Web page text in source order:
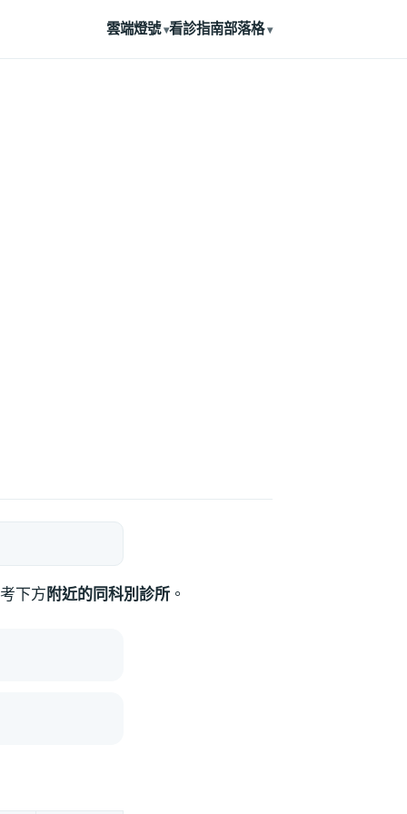
雲端燈號 看診指南部落格
下方 附近的同科別診所 。